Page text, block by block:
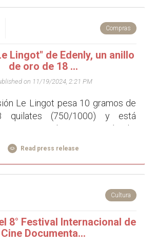
Compras
Lingot" de Edenly, un anillo
de oro de 18 ...
on 11/19/2024, 2:21 PM
de
(750/1000) y está
un precio de 1.490 €. Más allá
exclusiva, est...
Read press release
Cultura
8° Festival Internacional de
Cine Documenta...